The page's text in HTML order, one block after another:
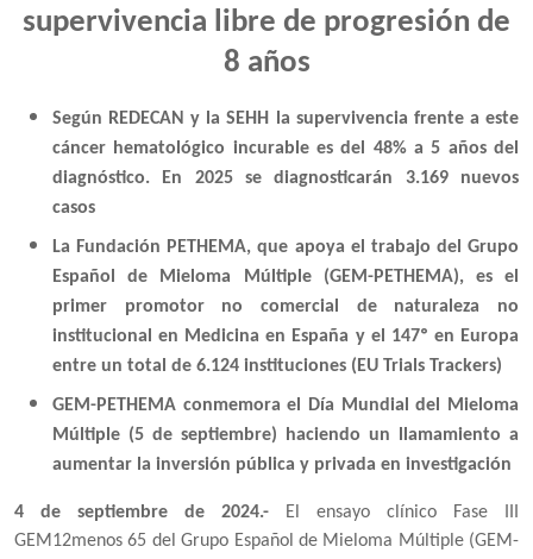
supervivencia libre de progresión de
8 años
Según REDECAN y la SEHH la supervivencia frente a este
cáncer hematológico incurable es del 48% a 5 años del
diagnóstico. En 2025 se diagnosticarán 3.169 nuevos
casos
La Fundación PETHEMA, que apoya el trabajo del Grupo
Español de Mieloma Múltiple (GEM-PETHEMA), es el
primer promotor no comercial de naturaleza no
institucional en Medicina en España y el 147º en Europa
entre un total de 6.124 instituciones (EU Trials Trackers)
GEM-PETHEMA conmemora el Día Mundial del Mieloma
Múltiple (5 de septiembre) haciendo un llamamiento a
aumentar la inversión pública y privada en investigación
4 de septiembre de 2024.-
El ensayo clínico Fase III
GEM12menos 65 del Grupo Español de Mieloma Múltiple (GEM-